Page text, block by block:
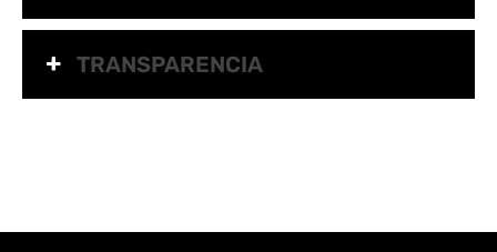
TRANSPARENCIA